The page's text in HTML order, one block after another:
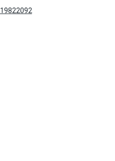
19822092